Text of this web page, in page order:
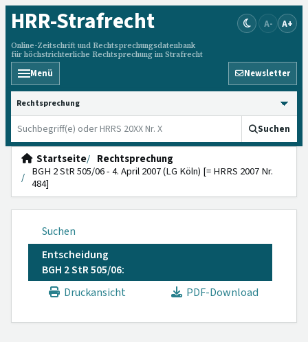
HRR-Strafrecht
Online-Zeitschrift und Rechtsprechungsdatenbank
für höchstrichterliche Rechtsprechung im Strafrecht
A- A+
Menü Newsletter
HRRS durchsuchen
Suchen
Startseite
Rechtsprechung
BGH 2 StR 505/06 - 4. April 2007 (LG Köln) [= HRRS 2007 Nr.
484]
Suchen
Entscheidung
BGH 2 StR 505/06:
Druckansicht
PDF-Download